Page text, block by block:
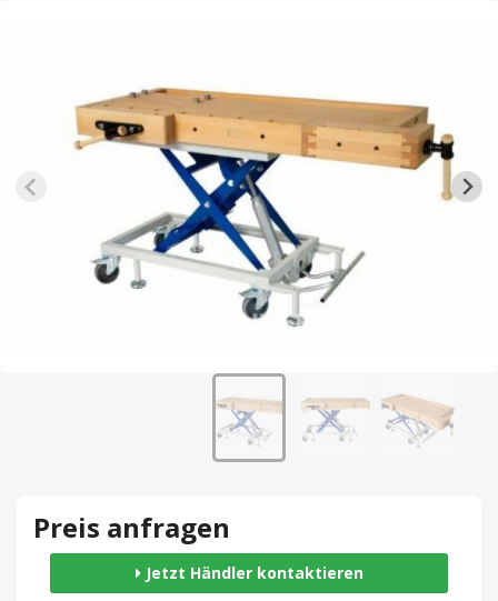
Preis anfragen
Jetzt Händler kontaktieren